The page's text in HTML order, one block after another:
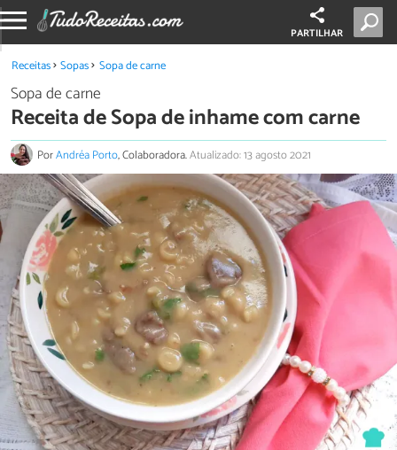
PARTILHAR
Receitas Sopas Sopa de carne
Sopa de carne
Receita de Sopa de inhame com carne
PorAndréa Porto, Colaboradora.Atualizado: 13 agosto 2021